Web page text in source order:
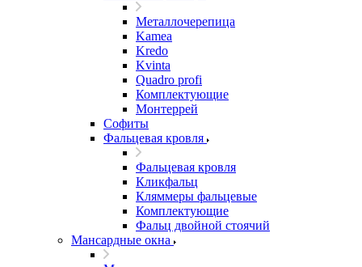
Металлочерепица
Kamea
Kredo
Kvinta
Quadro profi
Комплектующие
Монтеррей
Софиты
Фальцевая кровля
Фальцевая кровля
Кликфальц
Кляммеры фальцевые
Комплектующие
Фальц двойной стоячий
Мансардные окна